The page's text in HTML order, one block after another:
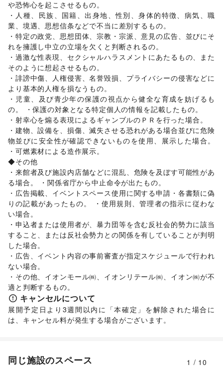
バスケットボール/ゴルフ
車・バイク・モビリティ
車/バイク・オートバイ/自転車・ロードバイク
マイクロモビリティ/その他車・バイク・モビリティ
NPO・公共団体
地方公共団体・行政・政府/外国団体・大使館 募金・寄付
/NPO・ボランティア活動 その他NPO・公共団体
ビジネス・オフィス
法人向けサービス/オフィス家具・OA機器/
イベント企画・運営 /その他ビジネス・オフィス
その他活動・個人
その他活動・個人
や恐怖心を起こさせるもの。
・人種、民族、国籍、出身地、性別、身体的特徴、病気、職
業、境遇、思想信条などで不当に差別するもの。
・特定の政党、思想団体、宗教・宗派、意見の広告、並びにそ
れを擁護し中立の立場を欠くと判断されるの。
・過激な性表現、セクシャルハラスメントにあたるもの、また
そのように想起させるもの。
・誹謗中傷、人権侵害、名誉毀損、プライバシーの侵害などに
より基本的人権を損なうもの。
・児童、及び青少年の保護の視点から健全な育成を妨げるも
の。 ・保護の対象となる特定個人の情報を記載したもの。
・射幸心を煽る表現によるギャンブルのＰＲを行った場合。
・建物、設備を、損傷、滅失させる恐れがある場合並びに危険
物並びに安全性が確認できないものを使用、展示した場合。
・可燃素材による造作展示。
◆その他
・来館者及び施設内店舗などに混乱、危険を及ぼす可能性があ
る場合。 ・関係省庁から中止命令が出たもの。
・広告掲載、イベントスペース使用に関する申請・各書類に偽
りの記載があったもの。 ・使用規則、管理者の指示に従わな
い場合。
・申込者または使用者が、暴力団等を含む反社会的勢力に該当
すること、または反社会勢力との関係を有していることが判明
した場合。
・広告、イベント内容の事前審査が指定スケジュールで行われ
ない場合。
・その他、イオンモール㈱、イオンリテール㈱、イオン㈱が不
適と判断するもの。
キャンセルについて
展開予定日より3週間以内に「本確定」を解除された場合に
は、キャンセル料が発生する場合がございます。
同じ施設のスペース 1 / 10